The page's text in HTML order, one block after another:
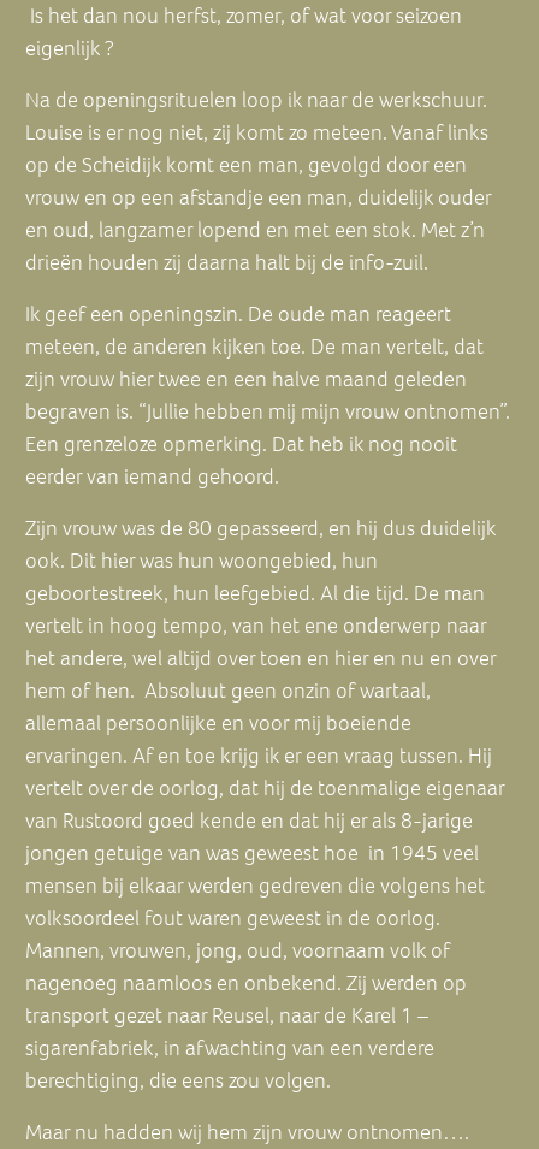
Is het dan nou herfst, zomer, of wat voor seizoen
eigenlijk ?
Na de openingsrituelen loop ik naar de werkschuur.
Louise is er nog niet, zij komt zo meteen. Vanaf links
op de Scheidijk komt een man, gevolgd door een
vrouw en op een afstandje een man, duidelijk ouder
en oud, langzamer lopend en met een stok. Met z’n
drieën houden zij daarna halt bij de info-zuil.
Ik geef een openingszin. De oude man reageert
meteen, de anderen kijken toe. De man vertelt, dat
zijn vrouw hier twee en een halve maand geleden
begraven is. “Jullie hebben mij mijn vrouw ontnomen”.
Een grenzeloze opmerking. Dat heb ik nog nooit
eerder van iemand gehoord.
Zijn vrouw was de 80 gepasseerd, en hij dus duidelijk
ook. Dit hier was hun woongebied, hun
geboortestreek, hun leefgebied. Al die tijd. De man
vertelt in hoog tempo, van het ene onderwerp naar
het andere, wel altijd over toen en hier en nu en over
hem of hen. Absoluut geen onzin of wartaal,
allemaal persoonlijke en voor mij boeiende
ervaringen. Af en toe krijg ik er een vraag tussen. Hij
vertelt over de oorlog, dat hij de toenmalige eigenaar
van Rustoord goed kende en dat hij er als 8-jarige
jongen getuige van was geweest hoe in 1945 veel
mensen bij elkaar werden gedreven die volgens het
volksoordeel fout waren geweest in de oorlog.
Mannen, vrouwen, jong, oud, voornaam volk of
nagenoeg naamloos en onbekend. Zij werden op
transport gezet naar Reusel, naar de Karel 1 –
sigarenfabriek, in afwachting van een verdere
berechtiging, die eens zou volgen.
Maar nu hadden wij hem zijn vrouw ontnomen….